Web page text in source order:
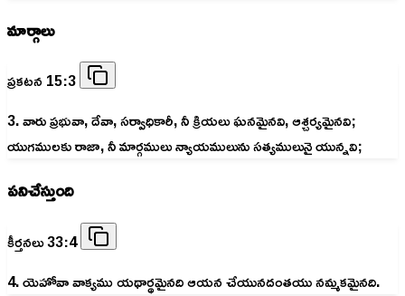
మార్గాలు
ప్రకటన 15:3
3. వారు ప్రభువా, దేవా, సర్వాధికారీ, నీ క్రియలు ఘనమైనవి, ఆశ్చర్యమైనవి;
యుగములకు రాజా, నీ మార్గములు న్యాయములును సత్యములునై యున్నవి;
పనిచేస్తుంది
కీర్తనలు 33:4
4. యెహోవా వాక్యము యథార్థమైనది ఆయన చేయునదంతయు నమ్మకమైనది.